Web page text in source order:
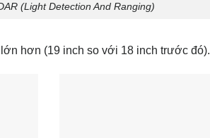
(Light Detection And Ranging)
hơn (19 inch so với 18 inch trước đó).